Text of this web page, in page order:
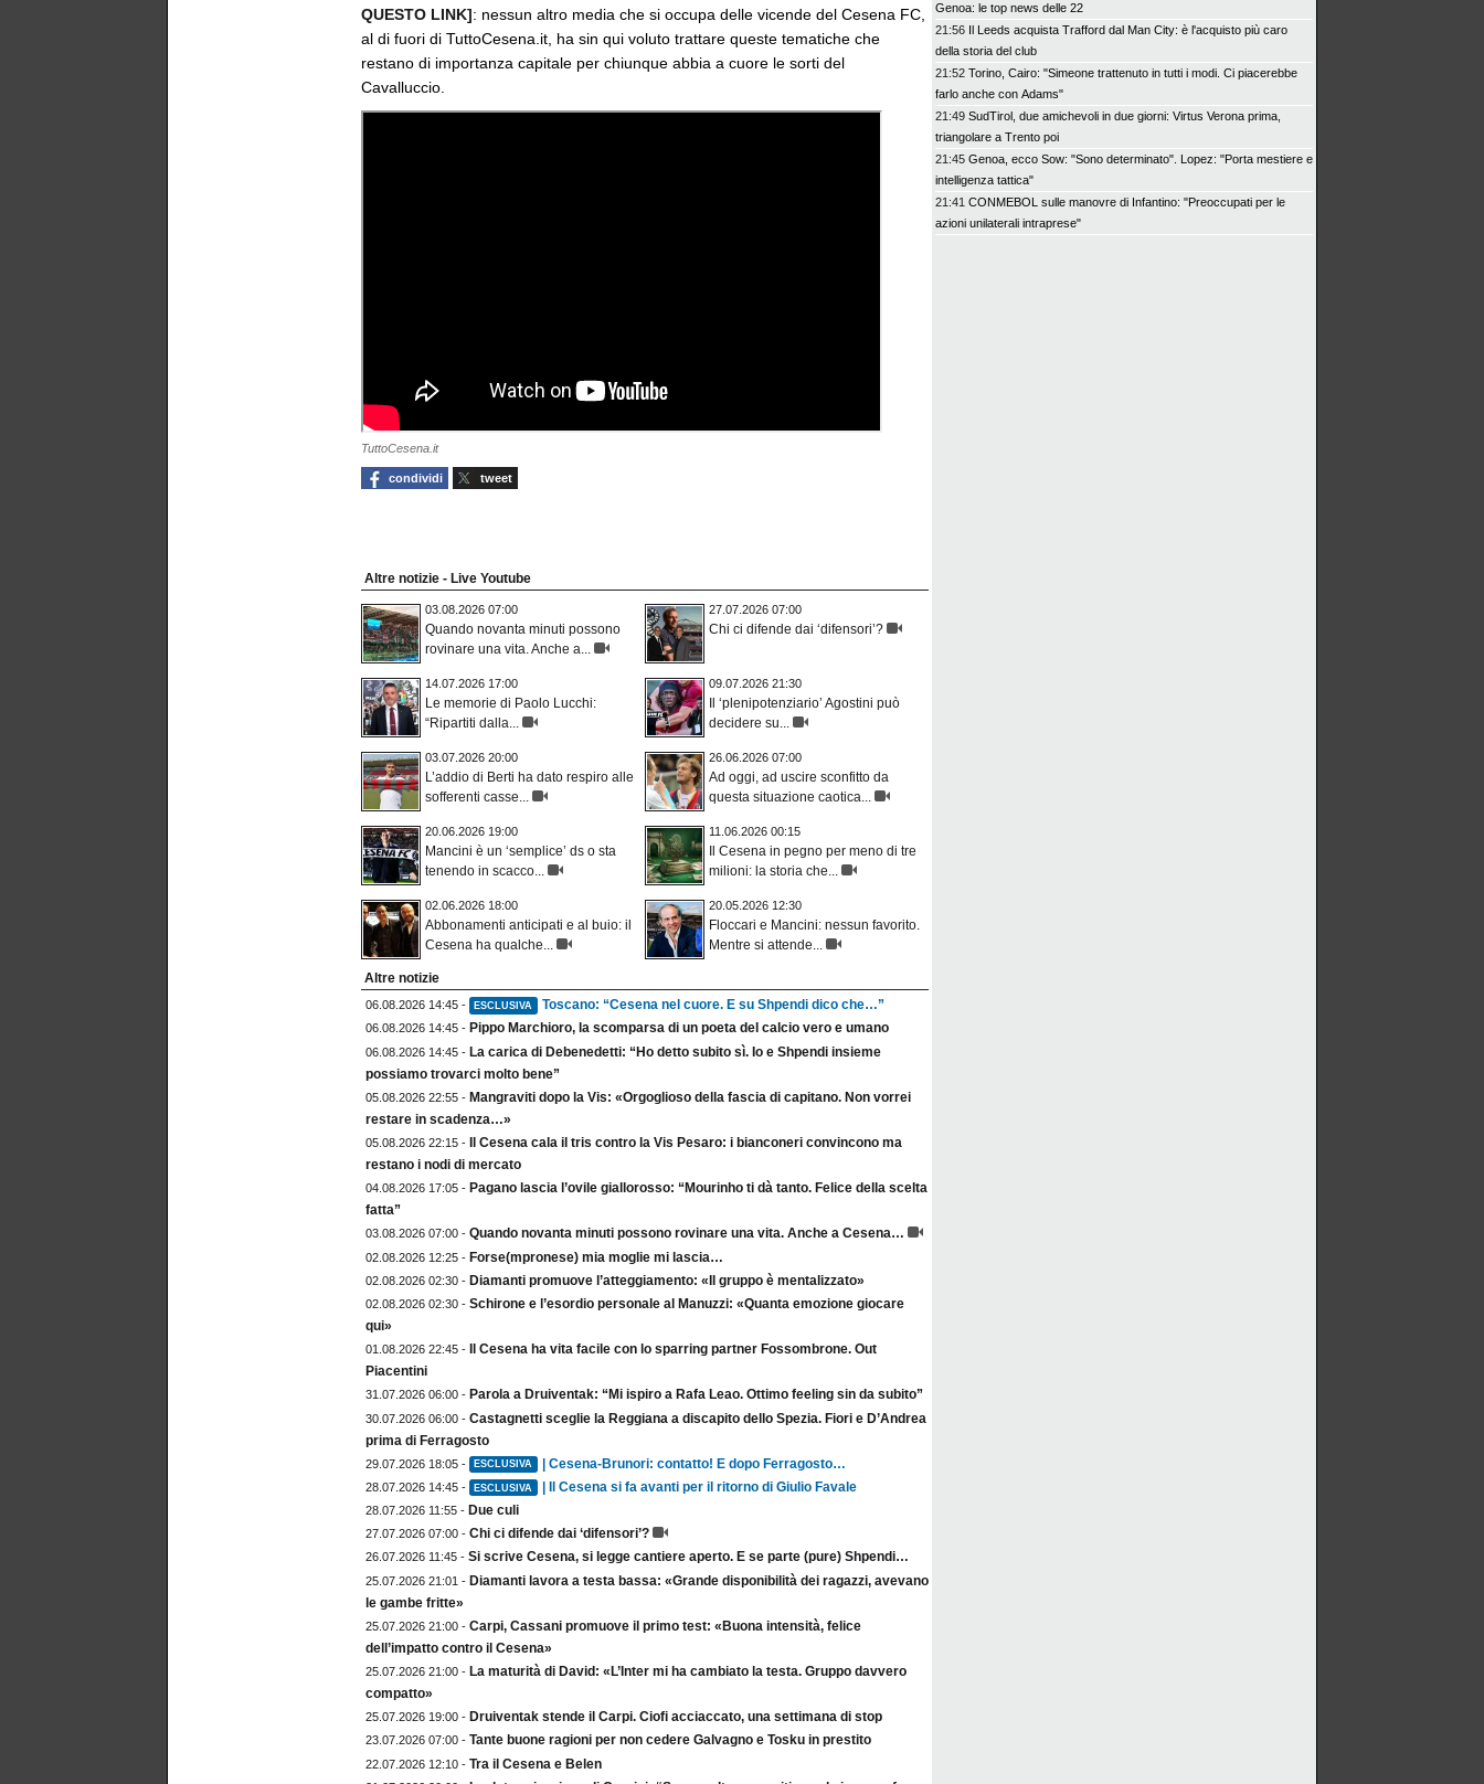
QUESTO LINK]: nessun altro media che si occupa delle vicende del Cesena FC,
al di fuori di TuttoCesena.it, ha sin qui voluto trattare queste tematiche che
restano di importanza capitale per chiunque abbia a cuore le sorti del
Cavalluccio.
TuttoCesena.it
condividi tweet
Altre notizie - Live Youtube
03.08.2026 07:00
Quando novanta minuti possono
rovinare una vita. Anche a...
27.07.2026 07:00
Chi ci difende dai ‘difensori’?
14.07.2026 17:00
Le memorie di Paolo Lucchi:
“Ripartiti dalla...
09.07.2026 21:30
Il ‘plenipotenziario’ Agostini può
decidere su...
03.07.2026 20:00
L’addio di Berti ha dato respiro alle
sofferenti casse...
26.06.2026 07:00
Ad oggi, ad uscire sconfitto da
questa situazione caotica...
20.06.2026 19:00
Mancini è un ‘semplice’ ds o sta
tenendo in scacco...
11.06.2026 00:15
Il Cesena in pegno per meno di tre
milioni: la storia che...
02.06.2026 18:00
Abbonamenti anticipati e al buio: il
Cesena ha qualche...
20.05.2026 12:30
Floccari e Mancini: nessun favorito.
Mentre si attende...
Altre notizie
06.08.2026 14:45 - ESCLUSIVA Toscano: “Cesena nel cuore. E su Shpendi dico che…”
06.08.2026 14:45 - Pippo Marchioro, la scomparsa di un poeta del calcio vero e umano
06.08.2026 14:45 - La carica di Debenedetti: “Ho detto subito sì. Io e Shpendi insieme
possiamo trovarci molto bene”
05.08.2026 22:55 - Mangraviti dopo la Vis: «Orgoglioso della fascia di capitano. Non vorrei
restare in scadenza…»
05.08.2026 22:15 -
Il Cesena cala il tris contro la Vis Pesaro: i bianconeri convincono ma
restano i nodi di mercato
04.08.2026 17:05 - Pagano lascia l’ovile giallorosso: “Mourinho ti dà tanto. Felice della scelta
fatta”
03.08.2026 07:00 - Quando novanta minuti possono rovinare una vita. Anche a Cesena…
02.08.2026 12:25 - Forse(mpronese) mia moglie mi lascia…
02.08.2026 02:30 - Diamanti promuove l’atteggiamento: «Il gruppo è mentalizzato»
02.08.2026 02:30 - Schirone e l’esordio personale al Manuzzi: «Quanta emozione giocare
qui»
01.08.2026 22:45 -
Il Cesena ha vita facile con lo sparring partner Fossombrone. Out
Piacentini
31.07.2026 06:00 - Parola a Druiventak: “Mi ispiro a Rafa Leao. Ottimo feeling sin da subito”
30.07.2026 06:00 - Castagnetti sceglie la Reggiana a discapito dello Spezia. Fiori e D’Andrea
prima di Ferragosto
29.07.2026 18:05 - ESCLUSIVA | Cesena-Brunori: contatto! E dopo Ferragosto…
28.07.2026 14:45 - ESCLUSIVA | Il Cesena si fa avanti per il ritorno di Giulio Favale
28.07.2026 11:55 - Due culi
27.07.2026 07:00 - Chi ci difende dai ‘difensori’?
26.07.2026 11:45 - Si scrive Cesena, si legge cantiere aperto. E se parte (pure) Shpendi…
25.07.2026 21:01 - Diamanti lavora a testa bassa: «Grande disponibilità dei ragazzi, avevano
le gambe fritte»
25.07.2026 21:00 - Carpi, Cassani promuove il primo test: «Buona intensità, felice
dell’impatto contro il Cesena»
25.07.2026 21:00 - La maturità di David: «L’Inter mi ha cambiato la testa. Gruppo davvero
compatto»
25.07.2026 19:00 - Druiventak stende il Carpi. Ciofi acciaccato, una settimana di stop
23.07.2026 07:00 - Tante buone ragioni per non cedere Galvagno e Tosku in prestito
22.07.2026 12:10 - Tra il Cesena e Belen
Genoa: le top news delle 22
21:56 Il Leeds acquista Trafford dal Man City: è l'acquisto più caro
della storia del club
21:52 Torino, Cairo: "Simeone trattenuto in tutti i modi. Ci piacerebbe
farlo anche con Adams"
21:49 SudTirol, due amichevoli in due giorni: Virtus Verona prima,
triangolare a Trento poi
21:45 Genoa, ecco Sow: "Sono determinato". Lopez: "Porta mestiere e
intelligenza tattica"
21:41 CONMEBOL sulle manovre di Infantino: "Preoccupati per le
azioni unilaterali intraprese"